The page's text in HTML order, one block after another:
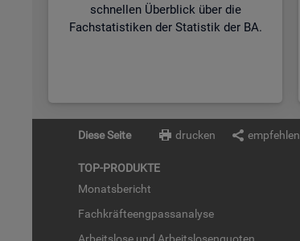
schnellen Überblick über die
Fachstatistiken der Statistik der BA.
Diese Seite drucken empfehlen
TOP-PRO­DUK­TE
Mo­nats­be­richt
Fach­kräf­te­eng­pass­ana­ly­se